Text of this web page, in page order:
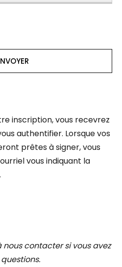
inscription, vous recevrez
authentifier. Lorsque vos
prêtes à signer, vous
vous indiquant la
nous contacter si vous avez